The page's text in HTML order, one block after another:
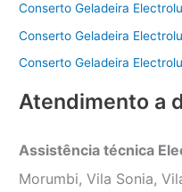
Conserto Geladeira
Conserto Geladeira
Conserto Geladeira
Atendimento a
Assistência técnica
Morumbi, Vila Sonia,